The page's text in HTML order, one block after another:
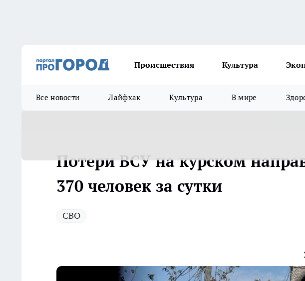
Происшествия Культура
Все новости Лайфхак Культура В мире
Потери ВСУ на курском
370 человек за сутки
СВО